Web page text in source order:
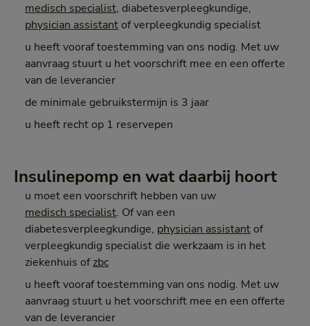
medisch specialist, diabetesverpleegkundige,
physician assistantof verpleegkundig specialist
u heeft vooraf toestemming van ons nodig. Met uw
aanvraag stuurt u het voorschrift mee en een offerte
van de leverancier
de minimale gebruikstermijn is 3 jaar
u heeft recht op 1 reservepen
Insulinepomp en wat daarbij hoort
u moet een voorschrift hebben van uw
medisch specialist. Of van een
diabetesverpleegkundige, physician assistantof
verpleegkundig specialist die werkzaam is in het
ziekenhuis ofzbc
u heeft vooraf toestemming van ons nodig. Met uw
aanvraag stuurt u het voorschrift mee en een offerte
van de leverancier